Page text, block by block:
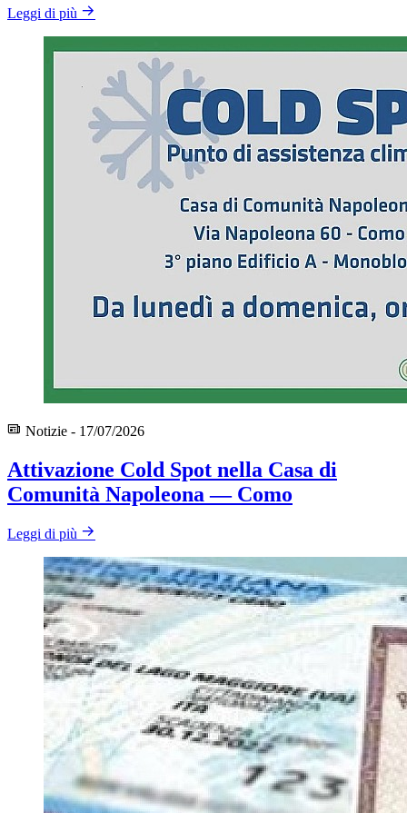
Leggi di più
Notizie - 17/07/2026
Attivazione Cold Spot nella Casa di
Comunità Napoleona — Como
Leggi di più